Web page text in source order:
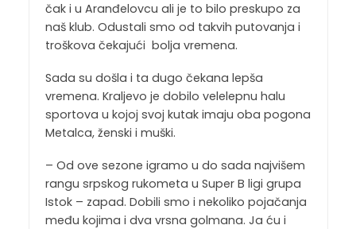
čak i u Aranđelovcu ali je to bilo preskupo za
naš klub. Odustali smo od takvih putovanja i
troškova čekajući bolja vremena.
Sada su došla i ta dugo čekana lepša
vremena. Kraljevo je dobilo velelepnu halu
sportova u kojoj svoj kutak imaju oba pogona
Metalca, ženski i muški.
– Od ove sezone igramo u do sada najvišem
rangu srpskog rukometa u Super B ligi grupa
Istok – zapad. Dobili smo i nekoliko pojačanja
među kojima i dva vrsna golmana. Ja ću i